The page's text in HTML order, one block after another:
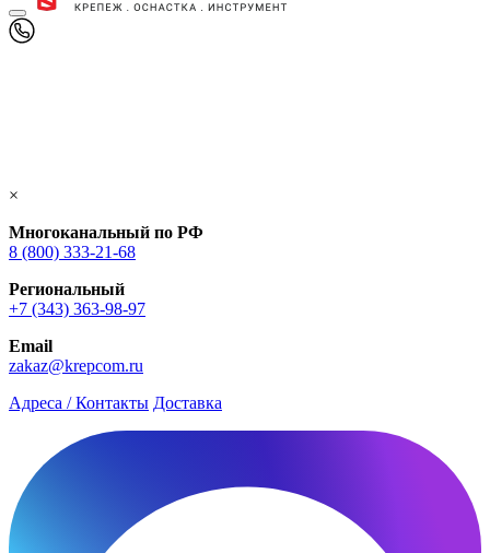
×
Многоканальный по РФ
8 (800) 333‑21-68
Региональный
+7 (343) 363-98-97
Email
zakaz@krepcom.ru
Адреса / Контакты Доставка